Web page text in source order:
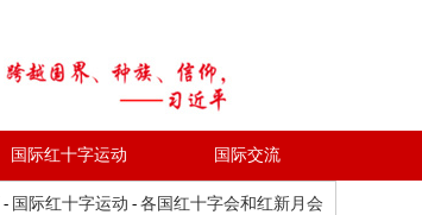
国际红十字运动 国际交流
- 国际红十字运动 - 各国红十字会和红新月会